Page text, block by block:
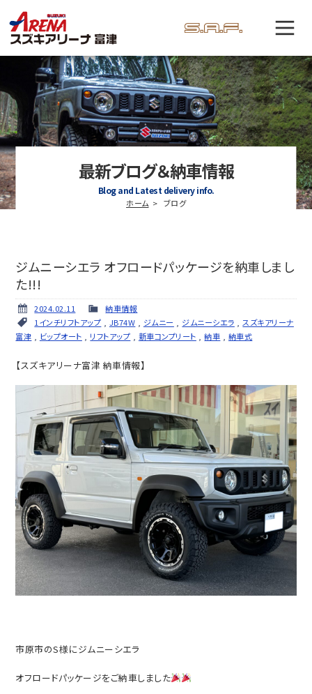
最新ブログ＆納車情報
Blog and Latest delivery info.
ホーム ブログ
ジムニーシエラ オフロードパッケージを納車しまし
た!!!
2024.02.11
納車情報
1インチリフトアップ
JB74W ジムニー ジムニーシエラ
スズキアリーナ
富津
ビップオート リフトアップ 新車コンプリート ,納車 納車式
【スズキアリーナ富津 納車情報】
市原市のS様にジムニーシエラ
オフロードパッケージをご納車しました